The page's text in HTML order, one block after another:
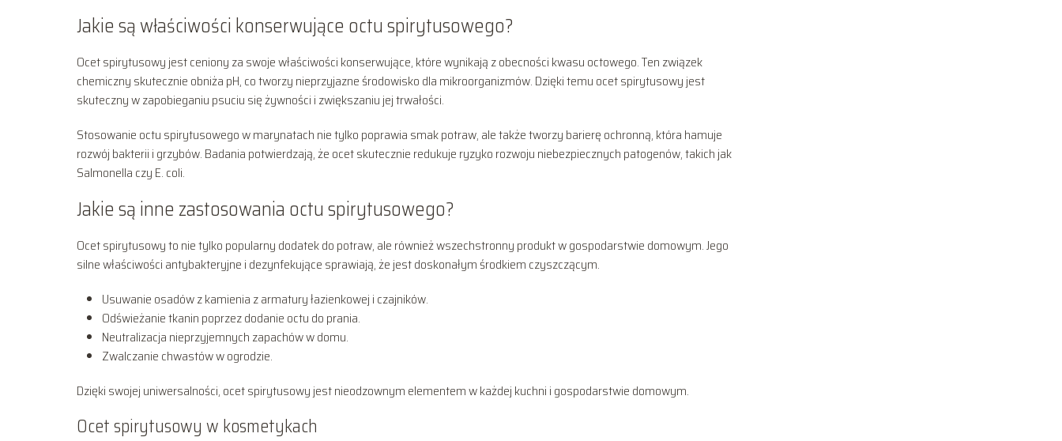
Jakie są właściwości konserwujące octu spirytusowego?
Ocet spirytusowy jest ceniony za swoje właściwości konserwujące, które wynikają z obecności kwasu octowego. Ten związek
chemiczny skutecznie obniża pH, co tworzy nieprzyjazne środowisko dla mikroorganizmów. Dzięki temu ocet spirytusowy jest
skuteczny w zapobieganiu psuciu się żywności i zwiększaniu jej trwałości.
Stosowanie octu spirytusowego w marynatach nie tylko poprawia smak potraw, ale także tworzy barierę ochronną, która hamuje
rozwój bakterii i grzybów. Badania potwierdzają, że ocet skutecznie redukuje ryzyko rozwoju niebezpiecznych patogenów, takich jak
Salmonella czy E. coli.
Jakie są inne zastosowania octu spirytusowego?
Ocet spirytusowy to nie tylko popularny dodatek do potraw, ale również wszechstronny produkt w gospodarstwie domowym. Jego
silne właściwości antybakteryjne i dezynfekujące sprawiają, że jest doskonałym środkiem czyszczącym.
Usuwanie osadów z kamienia z armatury łazienkowej i czajników.
Odświeżanie tkanin poprzez dodanie octu do prania.
Neutralizacja nieprzyjemnych zapachów w domu.
Zwalczanie chwastów w ogrodzie.
Dzięki swojej uniwersalności, ocet spirytusowy jest nieodzownym elementem w każdej kuchni i gospodarstwie domowym.
Ocet spirytusowy w kosmetykach